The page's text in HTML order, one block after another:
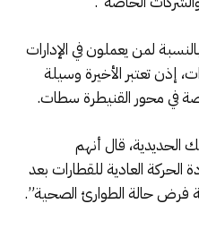
لمن يعملون في الإدارات
إذن تعتبر الأخيرة وسيلة
في محور القنيطرة سطات.
الحديدية، قال أنهم
العادية للقطارات بعد